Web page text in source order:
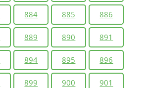
884 885 886
889 890 891
894 895 896
899 900 901